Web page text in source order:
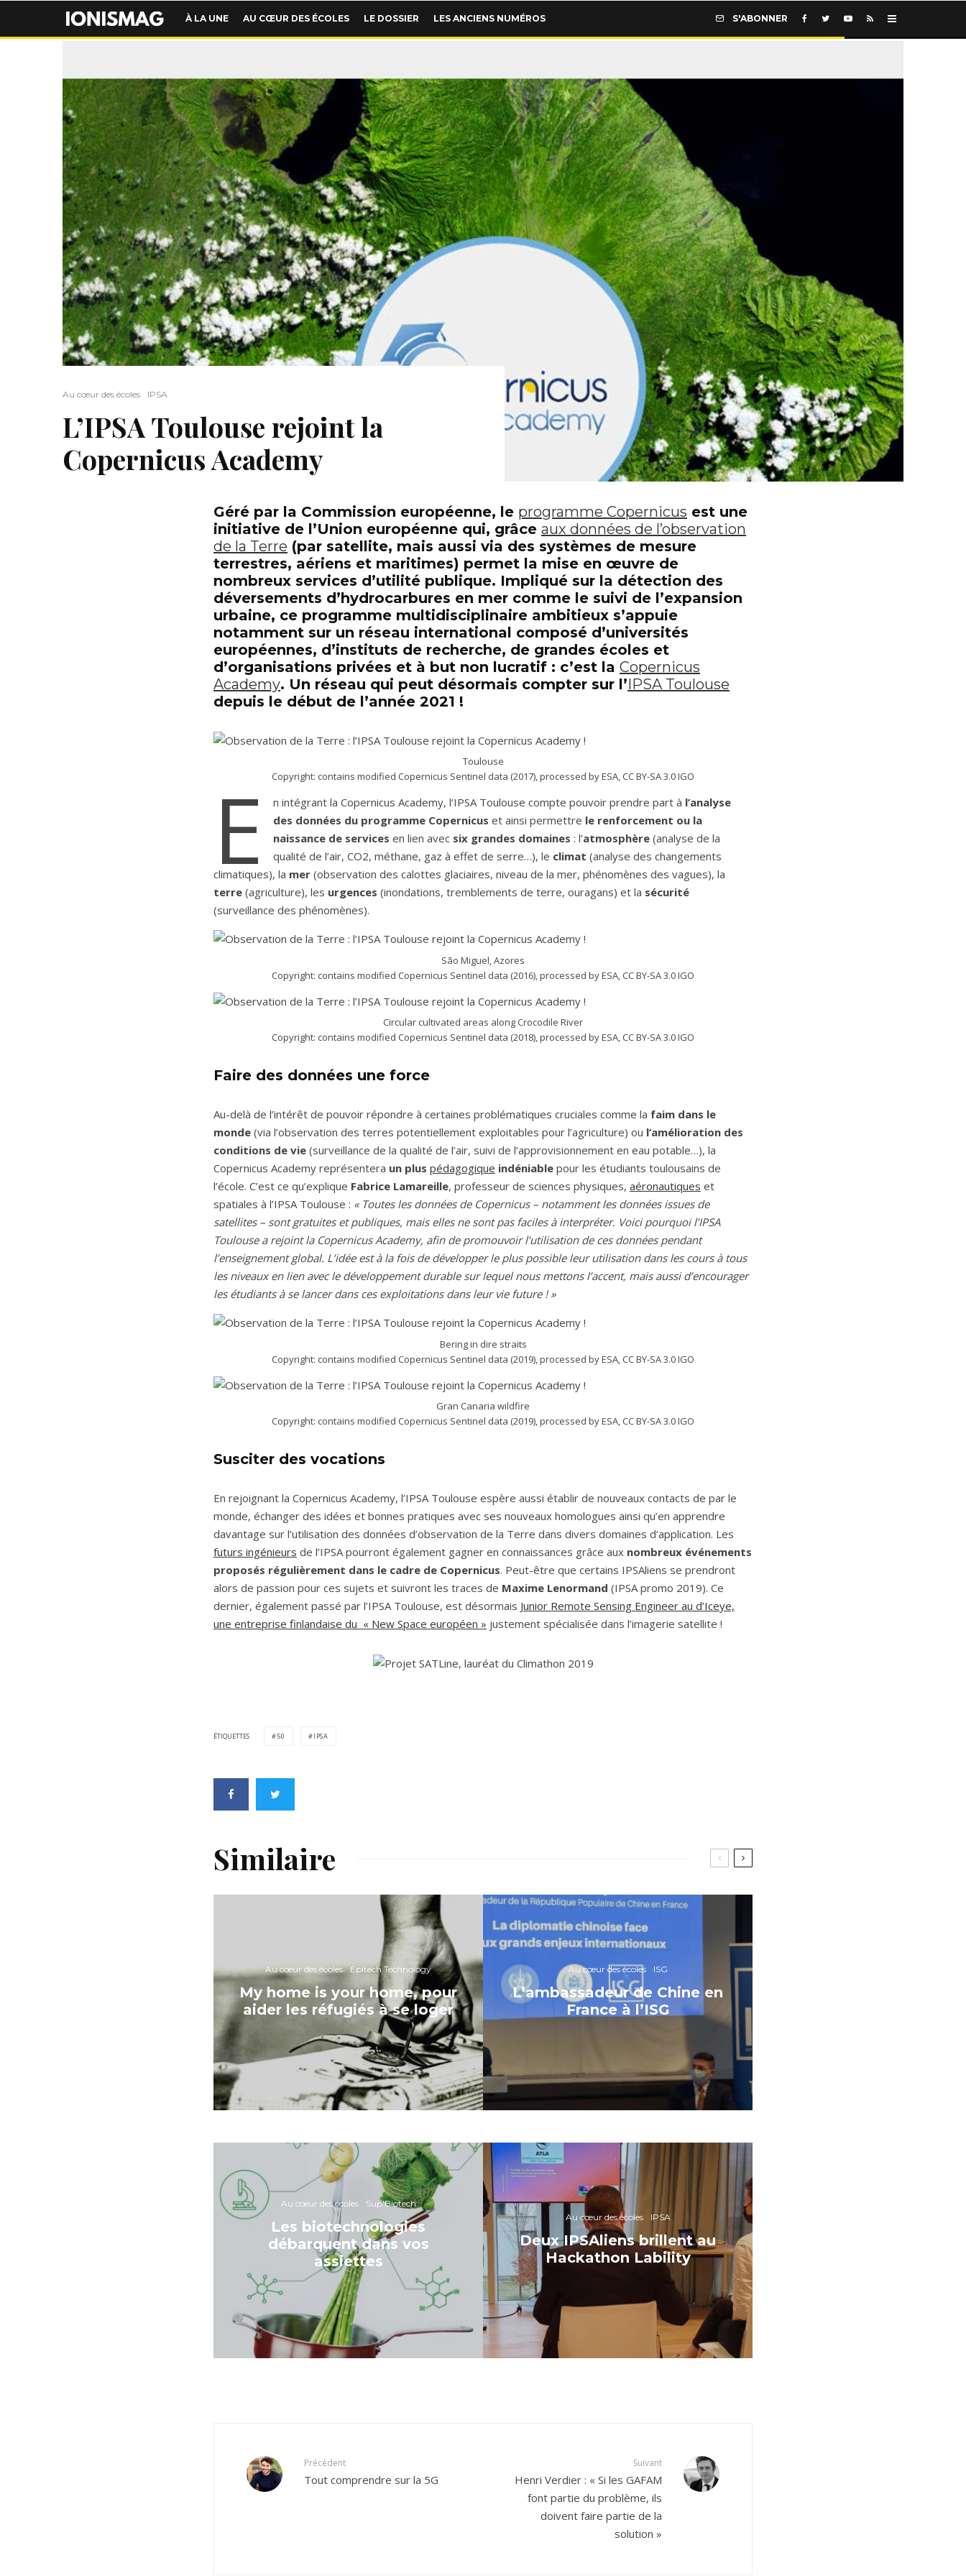
À LA UNE AU CŒUR DES ÉCOLES LE DOSSIER LES ANCIENS NUMÉROS S'ABONNER
Au cœur des écoles IPSA
L’IPSA Toulouse rejoint la
Copernicus Academy
Géré par la Commission européenne, le programme Copernicus est une
initiative de l’Union européenne qui, grâce aux données de l’observation
de la Terre (par satellite, mais aussi via des systèmes de mesure
terrestres, aériens et maritimes) permet la mise en œuvre de
nombreux services d’utilité publique. Impliqué sur la détection des
déversements d’hydrocarbures en mer comme le suivi de l’expansion
urbaine, ce programme multidisciplinaire ambitieux s’appuie
notamment sur un réseau international composé d’universités
européennes, d’instituts de recherche, de grandes écoles et
d’organisations privées et à but non lucratif : c’est la Copernicus
Academy. Un réseau qui peut désormais compter sur l’IPSA Toulouse
depuis le début de l’année 2021 !
Toulouse
Copyright: contains modified Copernicus Sentinel data (2017), processed by ESA, CC BY-SA 3.0 IGO
E n intégrant la Copernicus Academy, l’IPSA Toulouse compte pouvoir prendre part à l’analyse
des données du programme Copernicus et ainsi permettre le renforcement ou la
naissance de services en lien avec six grandes domaines : l’atmosphère (analyse de la
qualité de l’air, CO2, méthane, gaz à effet de serre…), le climat (analyse des changements
climatiques), la mer (observation des calottes glaciaires, niveau de la mer, phénomènes des vagues), la
terre (agriculture), les urgences (inondations, tremblements de terre, ouragans) et la sécurité
(surveillance des phénomènes).
São Miguel, Azores
Copyright: contains modified Copernicus Sentinel data (2016), processed by ESA, CC BY-SA 3.0 IGO
Circular cultivated areas along Crocodile River
Copyright: contains modified Copernicus Sentinel data (2018), processed by ESA, CC BY-SA 3.0 IGO
Faire des données une force
Au-delà de l’intérêt de pouvoir répondre à certaines problématiques cruciales comme la faim dans le
monde (via l’observation des terres potentiellement exploitables pour l’agriculture) ou l’amélioration des
conditions de vie (surveillance de la qualité de l’air, suivi de l’approvisionnement en eau potable…), la
Copernicus Academy représentera un plus pédagogique indéniable pour les étudiants toulousains de
l’école. C’est ce qu’explique Fabrice Lamareille, professeur de sciences physiques, aéronautiques et
spatiales à l’IPSA Toulouse : « Toutes les données de Copernicus – notamment les données issues de
satellites – sont gratuites et publiques, mais elles ne sont pas faciles à interpréter. Voici pourquoi l’IPSA
Toulouse a rejoint la Copernicus Academy, afin de promouvoir l’utilisation de ces données pendant
l’enseignement global. L’idée est à la fois de développer le plus possible leur utilisation dans les cours à tous
les niveaux en lien avec le développement durable sur lequel nous mettons l’accent, mais aussi d’encourager
les étudiants à se lancer dans ces exploitations dans leur vie future ! »
Bering in dire straits
Copyright: contains modified Copernicus Sentinel data (2019), processed by ESA, CC BY-SA 3.0 IGO
Gran Canaria wildfire
Copyright: contains modified Copernicus Sentinel data (2019), processed by ESA, CC BY-SA 3.0 IGO
Susciter des vocations
En rejoignant la Copernicus Academy, l’IPSA Toulouse espère aussi établir de nouveaux contacts de par le
monde, échanger des idées et bonnes pratiques avec ses nouveaux homologues ainsi qu’en apprendre
davantage sur l’utilisation des données d’observation de la Terre dans divers domaines d’application. Les
futurs ingénieurs de l’IPSA pourront également gagner en connaissances grâce aux nombreux événements
proposés régulièrement dans le cadre de Copernicus. Peut-être que certains IPSAliens se prendront
alors de passion pour ces sujets et suivront les traces de Maxime Lenormand (IPSA promo 2019). Ce
dernier, également passé par l’IPSA Toulouse, est désormais Junior Remote Sensing Engineer au d’Iceye,
une entreprise finlandaise du « New Space européen » justement spécialisée dans l’imagerie satellite !
ÉTIQUETTES 50 IPSA
Similaire
Au cœur des écoles Epitech Technology
My home is your home, pour
aider les réfugiés à se loger
Au cœur des écoles ISG
L’ambassadeur de Chine en
France à l’ISG
Au cœur des écoles Sup'Biotech
Les biotechnologies
débarquent dans vos
assiettes
Au cœur des écoles IPSA
Deux IPSAliens brillent au
Hackathon Lability
Précédent
Tout comprendre sur la 5G
Suivant
Henri Verdier : « Si les GAFAM
font partie du problème, ils
doivent faire partie de la
solution »